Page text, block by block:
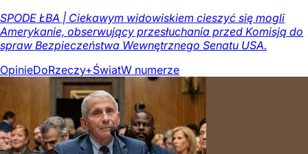
SPODE ŁBA | Ciekawym widowiskiem cieszyć się mogli
Amerykanie, obserwujący przesłuchania przed Komisją do
spraw Bezpieczeństwa Wewnętrznego Senatu USA.
OpinieDoRzeczy+ŚwiatW numerze